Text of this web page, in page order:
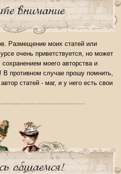
внимание
Размещение моих статей или
очень приветствуется, но может
сохранением моего авторства и
В противном случае прошу помнить,
статей - маг, и у него есть свои
общаемся!